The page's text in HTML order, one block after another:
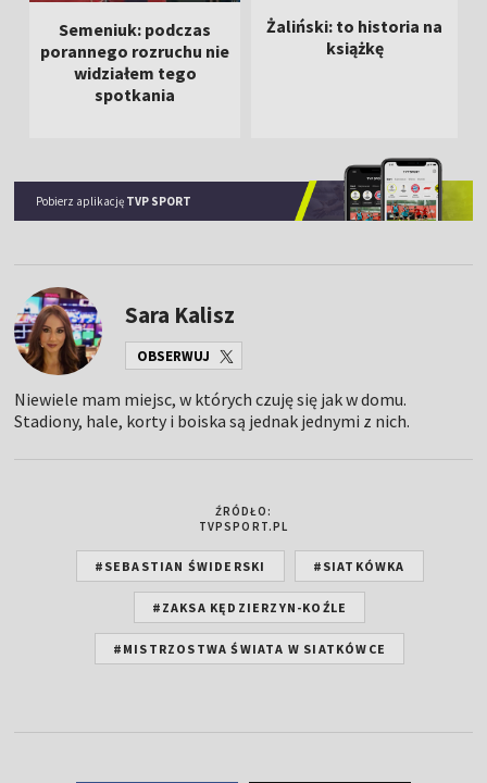
Semeniuk: podczas
porannego rozruchu nie
widziałem tego
spotkania
Żaliński: to historia na
książkę
Pobierz aplikację TVP SPORT
Sara Kalisz
OBSERWUJ
Niewiele mam miejsc, w których czuję się jak w domu.
Stadiony, hale, korty i boiska są jednak jednymi z nich.
ŹRÓDŁO:
TVPSPORT.PL
#SEBASTIAN ŚWIDERSKI #SIATKÓWKA
#ZAKSA KĘDZIERZYN-KOŹLE
#MISTRZOSTWA ŚWIATA W SIATKÓWCE